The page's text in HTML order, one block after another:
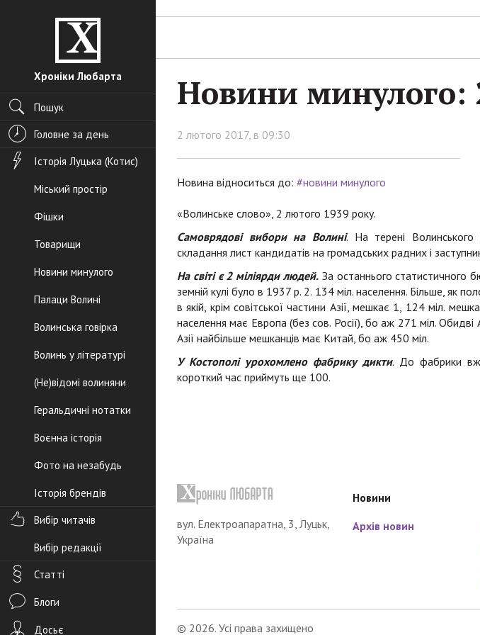
Хроніки Любарта
Пошук
Головне за день
Історія Луцька (Котис)
Міський простір
Фішки
Товарищи
Новини минулого
Палаци Волині
Волинська говірка
Волинь у літературі
(Не)відомі волиняни
Геральдичні нотатки
Воєнна історія
Фото на незабудь
Історія брендів
Вибір читачів
Вибір редакції
Статті
Блоги
Досьє
Новини минулого:
2 лютого 2017, в 09:30
Новина відноситься до: #новини минулого
«Волинське слово», 2 лютого 1939 року.
Самоврядові вибори на Волині. На терені
складання лист кандидатів на громадських радних і
На світі є 2 міліярди людей. За останнього статистичного
земній кулі було в 1937 р. 2. 134 міл. населення. Більше, як
в якій, крім совітської частини Азії, мешкає 1, 124 міл.
населення має Европа (без сов. Росії), бо аж 271 міл.
Азії найбільше мешканців має Китай, бо аж 450 міл.
У Костополі урохомлено фабрику дикти. До фабрики
короткий час приймуть ще 100.
вул. Електроапаратна, 3, Луцьк,
Україна
Новини
Архів новин
© 2026. Усі права захищено